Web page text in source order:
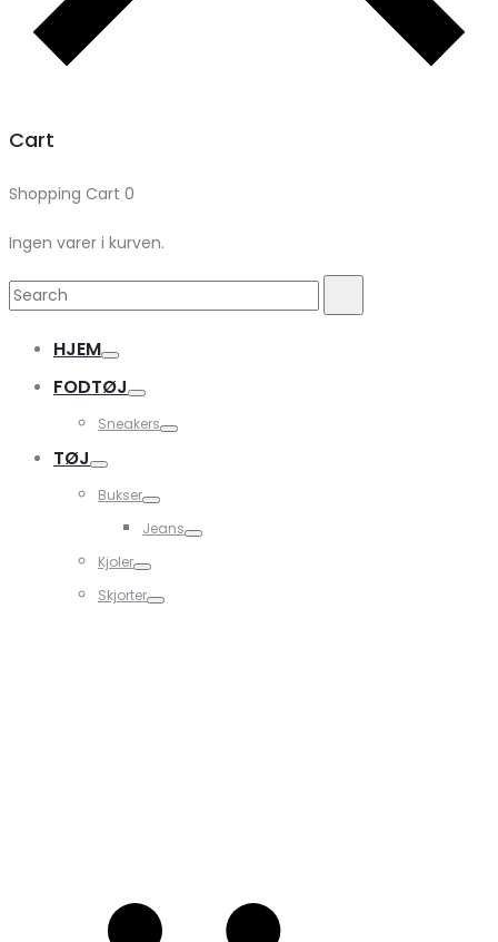
Cart
Shopping Cart 0
Ingen varer i kurven.
Search
HJEM
FODTØJ
Sneakers
TØJ
Bukser
Jeans
Kjoler
Skjorter